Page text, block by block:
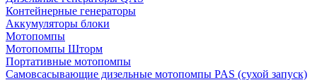
Контейнерные генераторы
Аккумуляторы блоки
Мотопомпы
Мотопомпы Шторм
Портативные мотопомпы
Самовсасывающие дизельные мотопомпы PAS (сухой запуск)